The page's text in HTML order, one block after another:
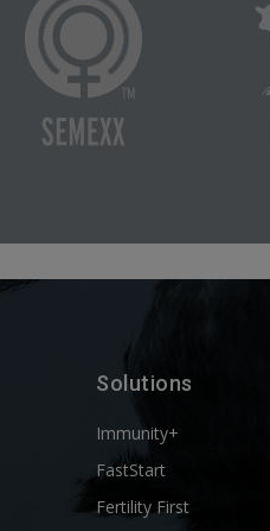
Solutions
Immunity+
FastStart
Fertility First